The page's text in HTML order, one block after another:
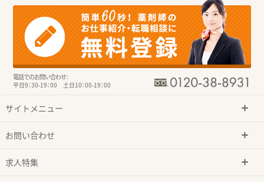
電話でのお問い合わせ：
平日9：30-19：00 土日10：00-19：00
サイトメニュー
お問い合わせ
求人特集